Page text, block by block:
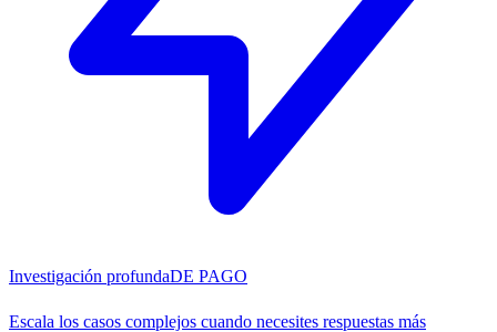
Investigación profundaDE PAGO
Escala los casos complejos cuando necesites respuestas más